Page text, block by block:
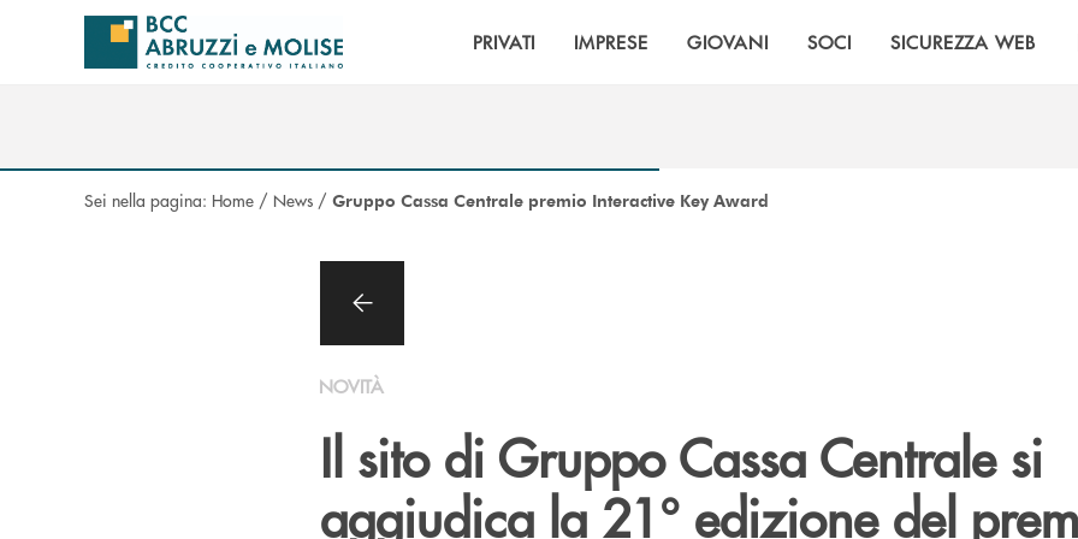
Salta al contenuto principale
PRIVATI IMPRESE GIOVANI SOCI SICUREZZA WEB
Sei nella pagina: Home / News / Gruppo Cassa Centrale premio Interactive Key Award
NOVITÀ
Il sito di Gruppo Cassa Centrale si
aggiudica la 21° edizione del